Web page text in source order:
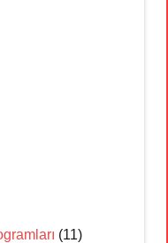
(11)